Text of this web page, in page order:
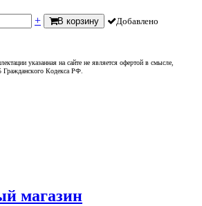
+ В корзину Добавлено
указанная на сайте не является офертой в смысле,
Гражданского Кодекса РФ.
магазин